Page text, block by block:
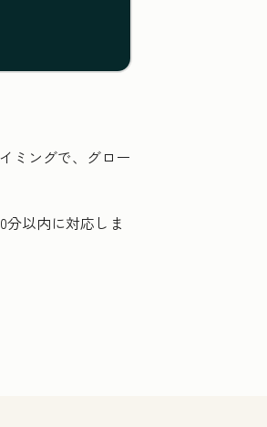
ミングで、グロー
以内に対応しま